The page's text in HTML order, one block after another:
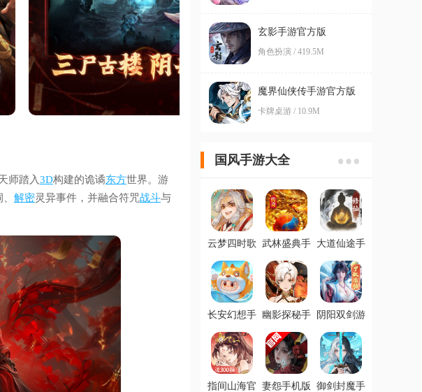
师踏入3D构建的诡谲东方世界。游
解密灵异事件，并融合符咒战斗与
玄影手游官方版
角色扮演 / 419.5M
魔界仙侠传手游官方版
卡牌桌游 / 10.9M
国风手游大全
云梦四时歌 武林盛典手 大道仙途手
长安幻想手
幽影探秘手
阴阳双剑游
指间山海官 妻怨手机版
御剑封魔手